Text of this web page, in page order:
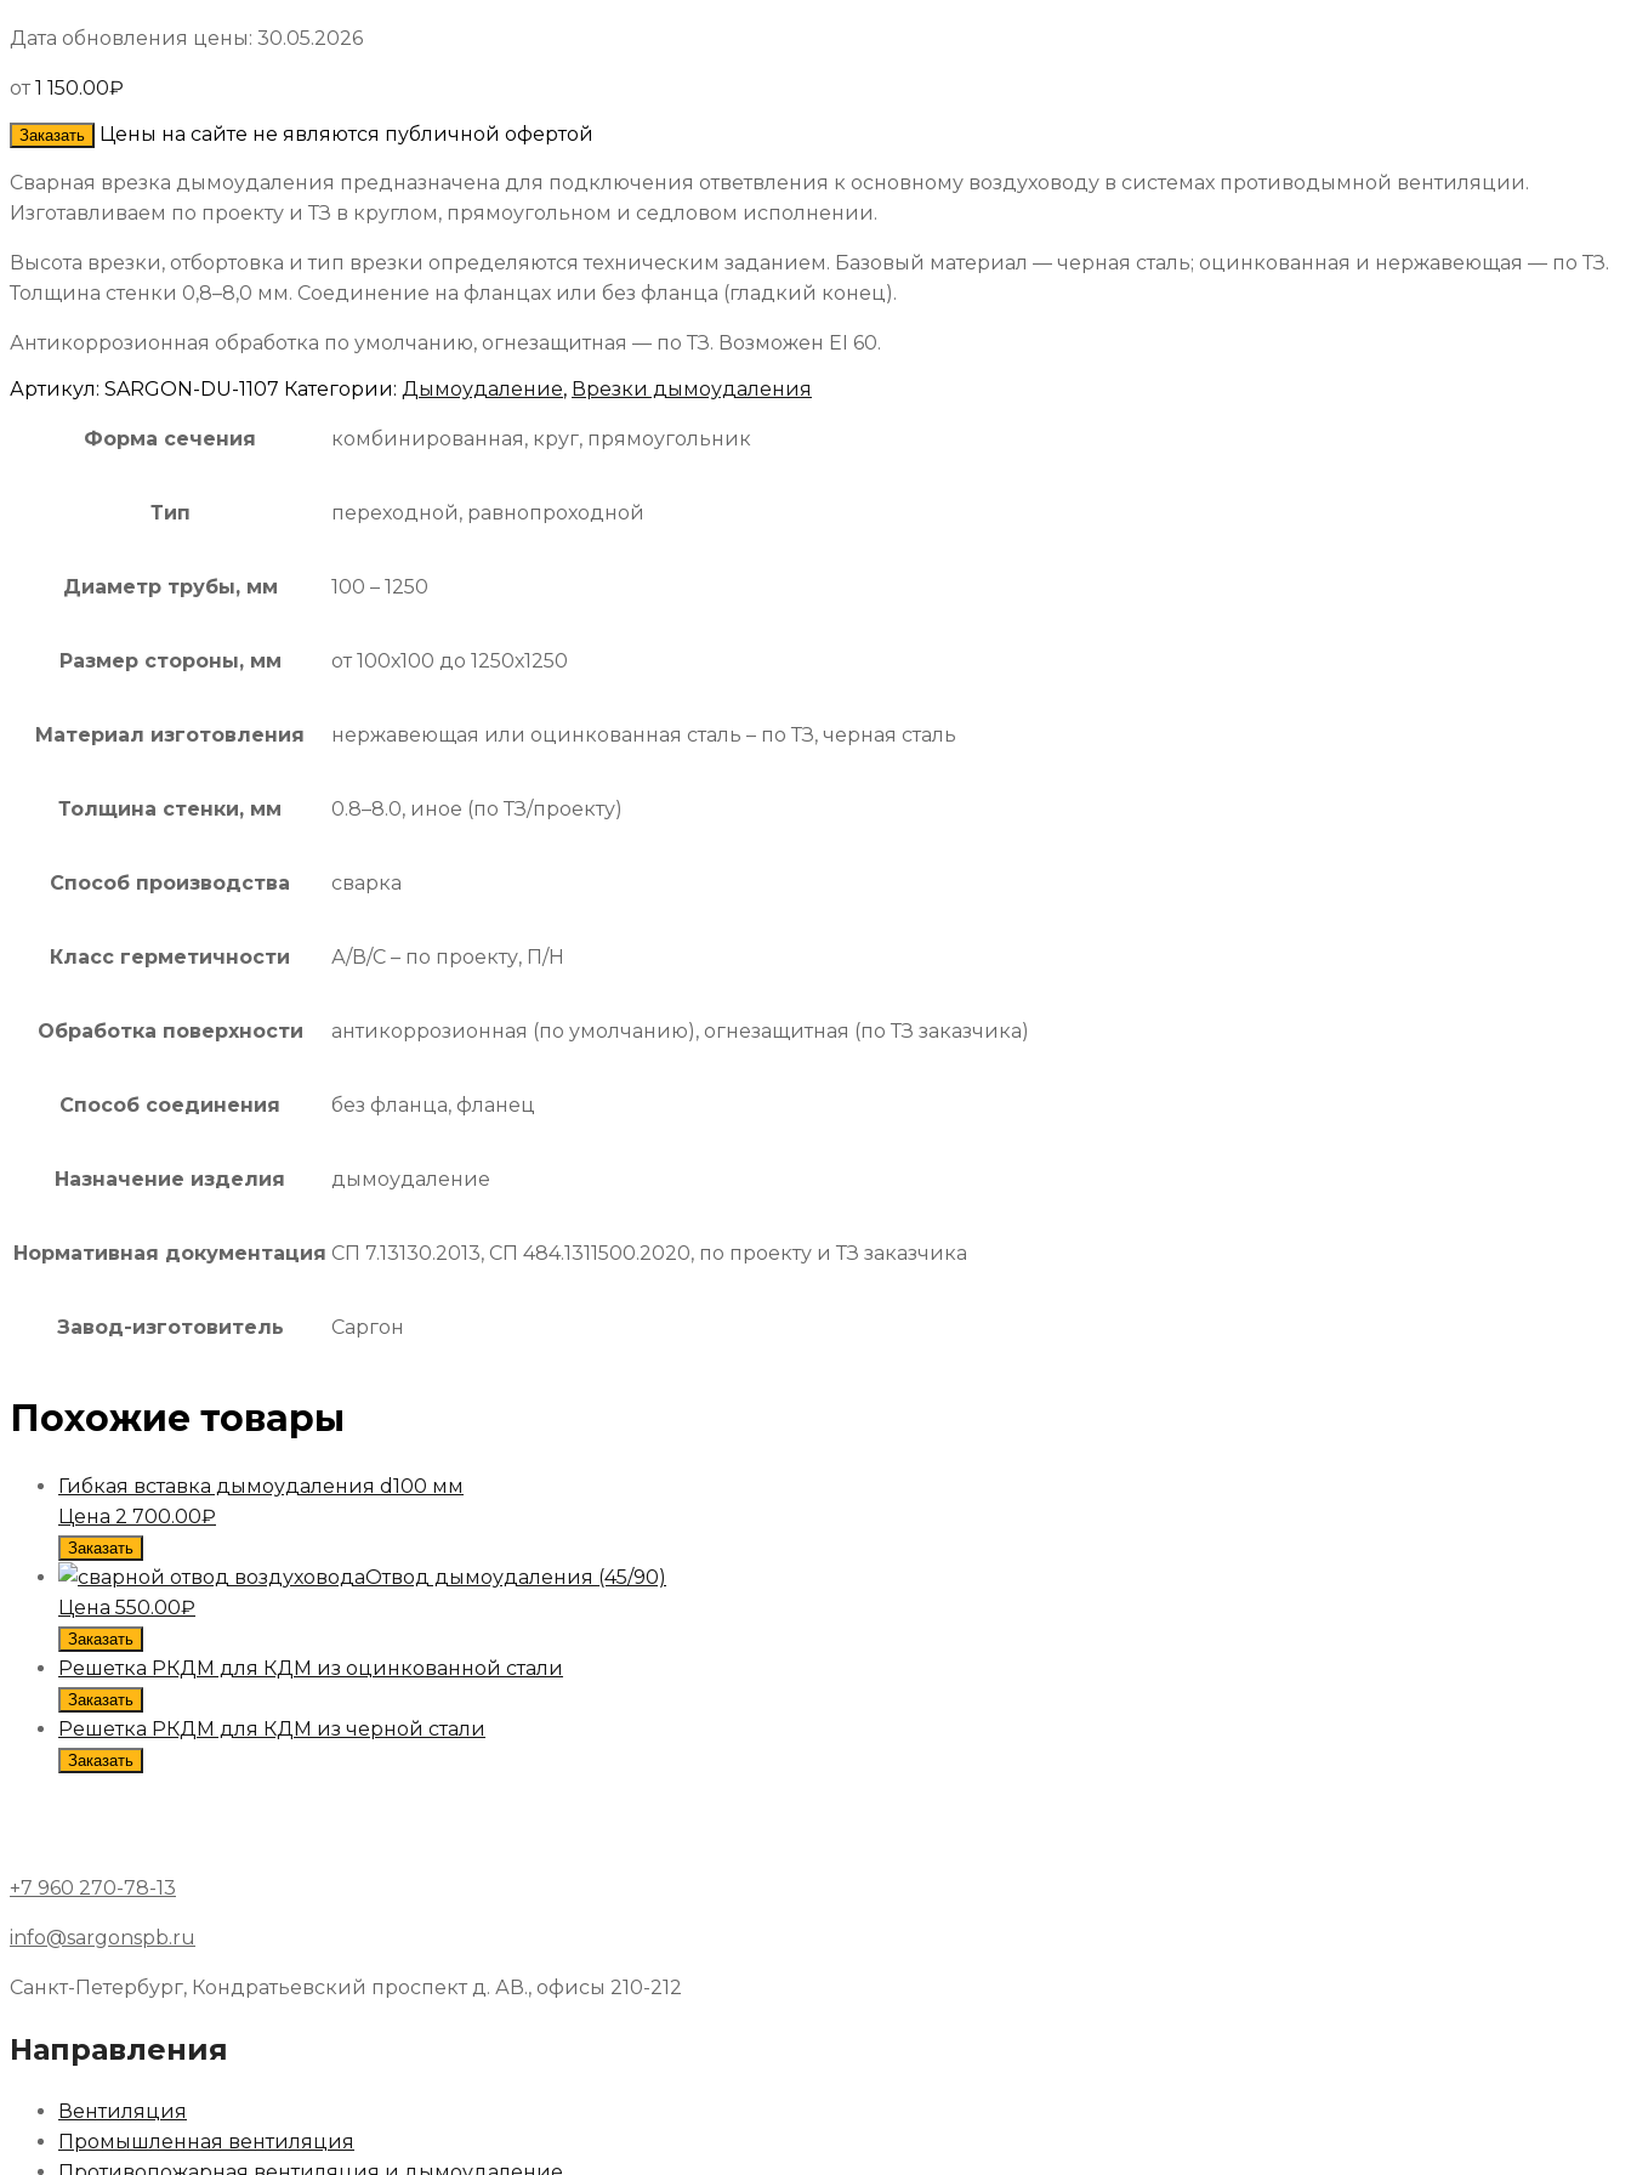
Дата обновления цены: 30.05.2026
от 1 150.00₽
Заказать Цены на сайте не являются публичной офертой
Сварная врезка дымоудаления предназначена для подключения ответвления к основному воздуховоду в системах противодымной вентиляции.
Изготавливаем по проекту и ТЗ в круглом, прямоугольном и седловом исполнении.
Высота врезки, отбортовка и тип врезки определяются техническим заданием. Базовый материал — черная сталь; оцинкованная и нержавеющая — по ТЗ.
Толщина стенки 0,8–8,0 мм. Соединение на фланцах или без фланца (гладкий конец).
Антикоррозионная обработка по умолчанию, огнезащитная — по ТЗ. Возможен EI 60.
Артикул: SARGON-DU-1107 Категории: Дымоудаление, Врезки дымоудаления
Форма сечения комбинированная, круг, прямоугольник
Тип переходной, равнопроходной
Диаметр трубы, мм 100 – 1250
Размер стороны, мм от 100х100 до 1250х1250
Материал изготовления нержавеющая или оцинкованная сталь – по ТЗ, черная сталь
Толщина стенки, мм 0.8–8.0, иное (по ТЗ/проекту)
Способ производства сварка
Класс герметичности А/В/С – по проекту, П/Н
Обработка поверхности антикоррозионная (по умолчанию), огнезащитная (по ТЗ заказчика)
Способ соединения без фланца, фланец
Назначение изделия дымоудаление
Нормативная документация СП 7.13130.2013, СП 484.1311500.2020, по проекту и ТЗ заказчика
Завод-изготовитель Саргон
Похожие товары
Гибкая вставка дымоудаления d100 мм
Цена 2 700.00₽
Заказать
Отвод дымоудаления (45/90)
Цена 550.00₽
Заказать
Решетка РКДМ для КДМ из оцинкованной стали
Заказать
Решетка РКДМ для КДМ из черной стали
Заказать
+7 960 270-78-13
info@sargonspb.ru
Санкт-Петербург, Кондратьевский проспект д. АВ., офисы 210-212
Направления
Вентиляция
Промышленная вентиляция